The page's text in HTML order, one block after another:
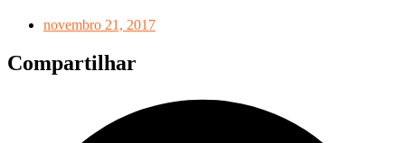
novembro 21, 2017
Compartilhar